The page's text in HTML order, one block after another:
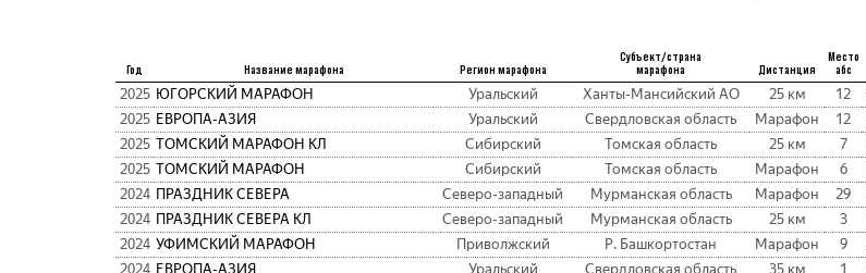
Год Название марафона Регион марафона
Субъект/страна
марафона
Дистанция
Место
абс
2025 ЮГОРСКИЙ МАРАФОН Уральский Ханты-Мансийский АО 25 км 12
2025 ЕВРОПА-АЗИЯ Уральский Свердловская область Марафон 12
2025 ТОМСКИЙ МАРАФОН КЛ Сибирский Томская область 25 км 7
2025 ТОМСКИЙ МАРАФОН Сибирский Томская область Марафон 6
2024 ПРАЗДНИК СЕВЕРА Северо-западный Мурманская область Марафон 29
2024 ПРАЗДНИК СЕВЕРА КЛ Северо-западный Мурманская область 25 км 3
2024 УФИМСКИЙ МАРАФОН Приволжский Р. Башкортостан Марафон 9
2024 ЕВРОПА-АЗИЯ Уральский Свердловская область 35 км 1